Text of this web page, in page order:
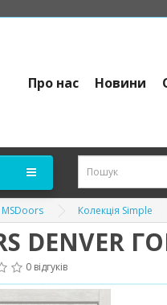
Про нас Новини
MSDoors Колекція Simple
0 відгуків